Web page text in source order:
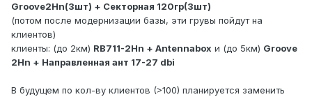
Groove2Hn(3шт) + Секторная 120гр(3шт)
(потом после модернизации базы, эти грувы пойдут на
клиентов)
клиенты: (до 2км) RB711-2Hn + Antennabox и (до 5км) Groove
2Hn + Направленная ант 17-27 dbi
В будущем по кол-ву клиентов (>100) планируется заменить